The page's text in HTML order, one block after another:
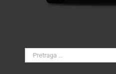
Search
for: